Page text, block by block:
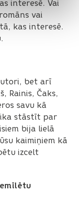
interesē. Vai
vai
kas interesē.
bet arī
Rainis, Čaks,
savu kā
stāstīt par
bija lielā
kaimiņiem kā
izcelt